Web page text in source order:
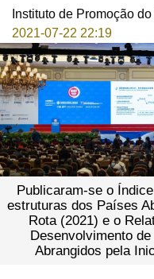
Instituto de Promoção
2021-07-22 22:19
Publicaram-se o
estruturas dos Países
Rota (2021) e o
Desenvolvimento
Abrangidos pela